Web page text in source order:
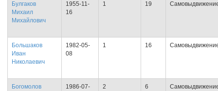
Булгаков
Михаил
Михайлович
1955-11-
16
1 19
Большаков
Иван
Николаевич
1982-05-
08
1 16
Богомолов
1986-07-
2 6